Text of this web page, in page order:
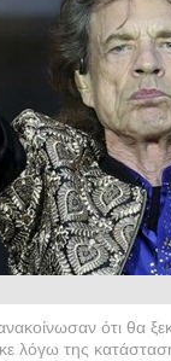
ότι θα
λόγω της